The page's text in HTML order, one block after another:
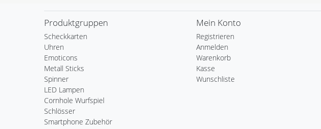
Produktgruppen
Scheckkarten
Uhren
Emoticons
Metall Sticks
Spinner
LED Lampen
Cornhole Wurfspiel
Schlösser
Smartphone Zubehör
Mein Konto
Registrieren
Anmelden
Warenkorb
Kasse
Wunschliste